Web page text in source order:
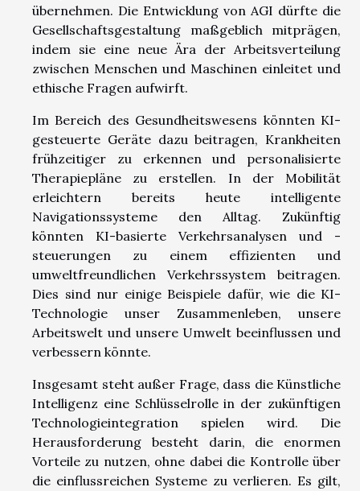
übernehmen. Die Entwicklung von AGI dürfte die
Gesellschaftsgestaltung maßgeblich mitprägen,
indem sie eine neue Ära der Arbeitsverteilung
zwischen Menschen und Maschinen einleitet und
ethische Fragen aufwirft.
Im Bereich des Gesundheitswesens könnten KI-
gesteuerte Geräte dazu beitragen, Krankheiten
frühzeitiger zu erkennen und personalisierte
Therapiepläne zu erstellen. In der Mobilität
erleichtern bereits heute intelligente
Navigationssysteme den Alltag. Zukünftig
könnten KI-basierte Verkehrsanalysen und -
steuerungen zu einem effizienten und
umweltfreundlichen Verkehrssystem beitragen.
Dies sind nur einige Beispiele dafür, wie die KI-
Technologie unser Zusammenleben, unsere
Arbeitswelt und unsere Umwelt beeinflussen und
verbessern könnte.
Insgesamt steht außer Frage, dass die Künstliche
Intelligenz eine Schlüsselrolle in der zukünftigen
Technologieintegration spielen wird. Die
Herausforderung besteht darin, die enormen
Vorteile zu nutzen, ohne dabei die Kontrolle über
die einflussreichen Systeme zu verlieren. Es gilt,